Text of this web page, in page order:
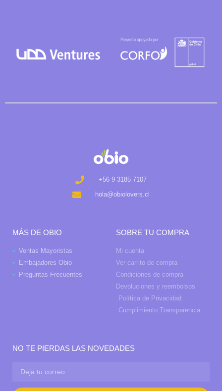
+56 9 3185 7107
hola@obiolovers.cl
MÁS DE OBIO
Ventas Mayoristas
Embajadores Obio
Preguntas Frecuentes
SOBRE TU COMPRA
Mi cuenta
Ver carrito de compra
Condiciones de compra
Devoluciones y reembolsos
Política de Privacidad
Cumplimiento Transparencia
NO TE PIERDAS LAS NOVEDADES